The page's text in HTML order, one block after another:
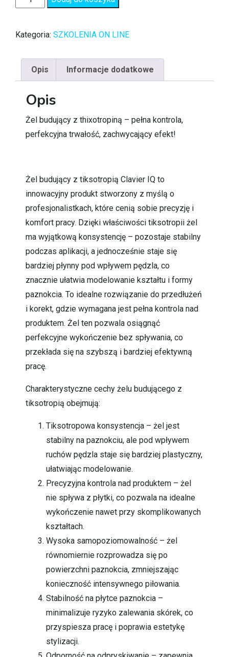
Kategoria: SZKOLENIA ON LINE
Opis Informacje dodatkowe
Opis
Żel budujący z thixotropiną – pełna kontrola,
perfekcyjna trwałość, zachwycający efekt!
Żel budujący z tiksotropią Clavier IQ to
innowacyjny produkt stworzony z myślą o
profesjonalistkach, które cenią sobie precyzję i
komfort pracy. Dzięki właściwości tiksotropii żel
ma wyjątkową konsystencję – pozostaje stabilny
podczas aplikacji, a jednocześnie staje się
bardziej płynny pod wpływem pędzla, co
znacznie ułatwia modelowanie kształtu i formy
paznokcia. To idealne rozwiązanie do przedłużeń
i korekt, gdzie wymagana jest pełna kontrola nad
produktem. Żel ten pozwala osiągnąć
perfekcyjne wykończenie bez spływania, co
przekłada się na szybszą i bardziej efektywną
pracę.
Charakterystyczne cechy żelu budującego z
tiksotropią obejmują:
Tiksotropowa konsystencja – żel jest
stabilny na paznokciu, ale pod wpływem
ruchów pędzla staje się bardziej plastyczny,
ułatwiając modelowanie.
Precyzyjna kontrola nad produktem – żel
nie spływa z płytki, co pozwala na idealne
wykończenie nawet przy skomplikowanych
kształtach.
Wysoka samopoziomowalność – żel
równomiernie rozprowadza się po
powierzchni paznokcia, zmniejszając
konieczność intensywnego piłowania.
Stabilność na płytce paznokcia –
minimalizuje ryzyko zalewania skórek, co
przyspiesza pracę i poprawia estetykę
stylizacji.